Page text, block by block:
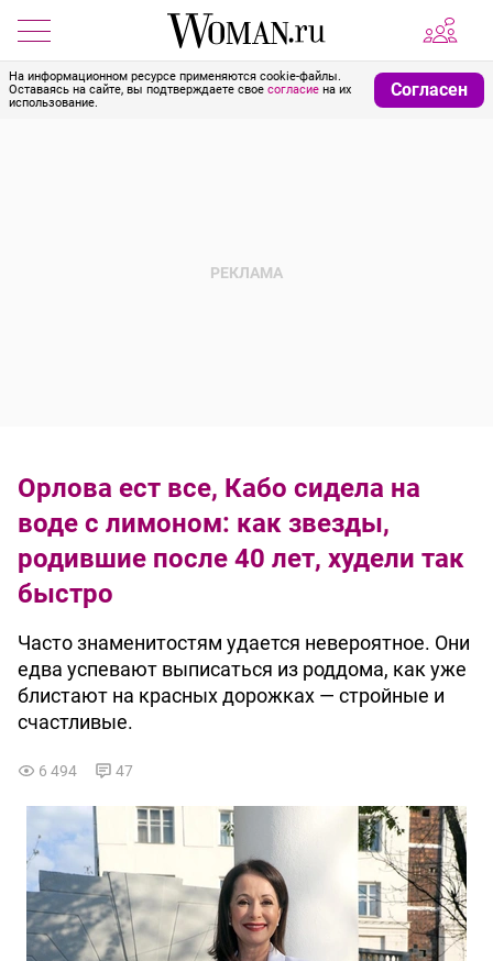
На информационном ресурсе применяются cookie-файлы.
Оставаясь на сайте, вы подтверждаете свое согласие на их
использование.
Согласен
Орлова ест все, Кабо сидела на
воде с лимоном: как звезды,
родившие после 40 лет, худели так
быстро
Часто знаменитостям удается невероятное. Они
едва успевают выписаться из роддома, как уже
блистают на красных дорожках — стройные и
счастливые.
6 494 47